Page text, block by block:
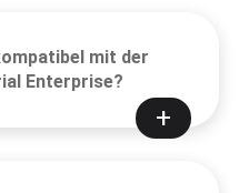
mit der
Enterprise?